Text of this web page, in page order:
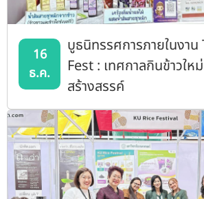
16
ธ.ค.
บูธนิทรรศการภายในงา
Fest : เทศกาลกินข้าวให
สร้างสรรค์